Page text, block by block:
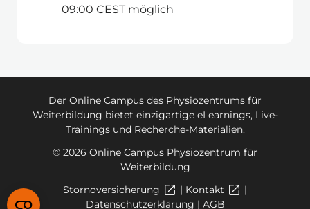
09:00 CEST möglich
Der Online Campus des Physiozentrums für
Weiterbildung bietet einzigartige eLearnings, Live-
Trainings und Recherche-Materialien.
© 2026 Online Campus Physiozentrum für
Weiterbildung
Stornoversicherung
| Kontakt
|
Datenschutzerklärung | AGB